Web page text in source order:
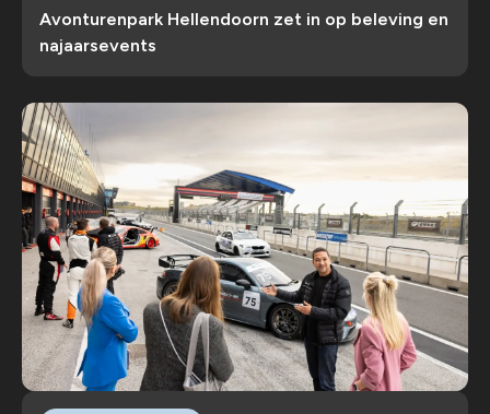
Avonturenpark Hellendoorn zet in op beleving en
najaarsevents